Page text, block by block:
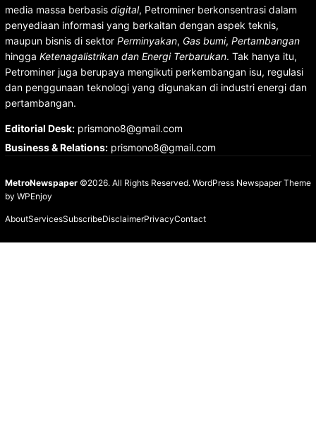
media massa berbasis digital, Petrominer berkonsentrasi dalam
penyediaan informasi yang berkaitan dengan aspek teknis,
maupun bisnis di sektor Perminyakan, Gas bumi, Pertambangan
hingga Ketenagalistrikan dan Energi Terbarukan. Tak hanya itu,
Petrominer juga berupaya mengikuti perkembangan isu, regulasi
dan penggunaan teknologi yang digunakan di industri energi dan
pertambangan.
Editorial Desk:prismono8@gmail.com
Business & Relations:prismono8@gmail.com
MetroNewspaper©2026. All Rights Reserved. WordPress Newspaper Theme
by WPEnjoy
AboutServicesSubscribeDisclaimerPrivacyContact